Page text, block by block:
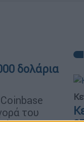
δολάρια
του
των